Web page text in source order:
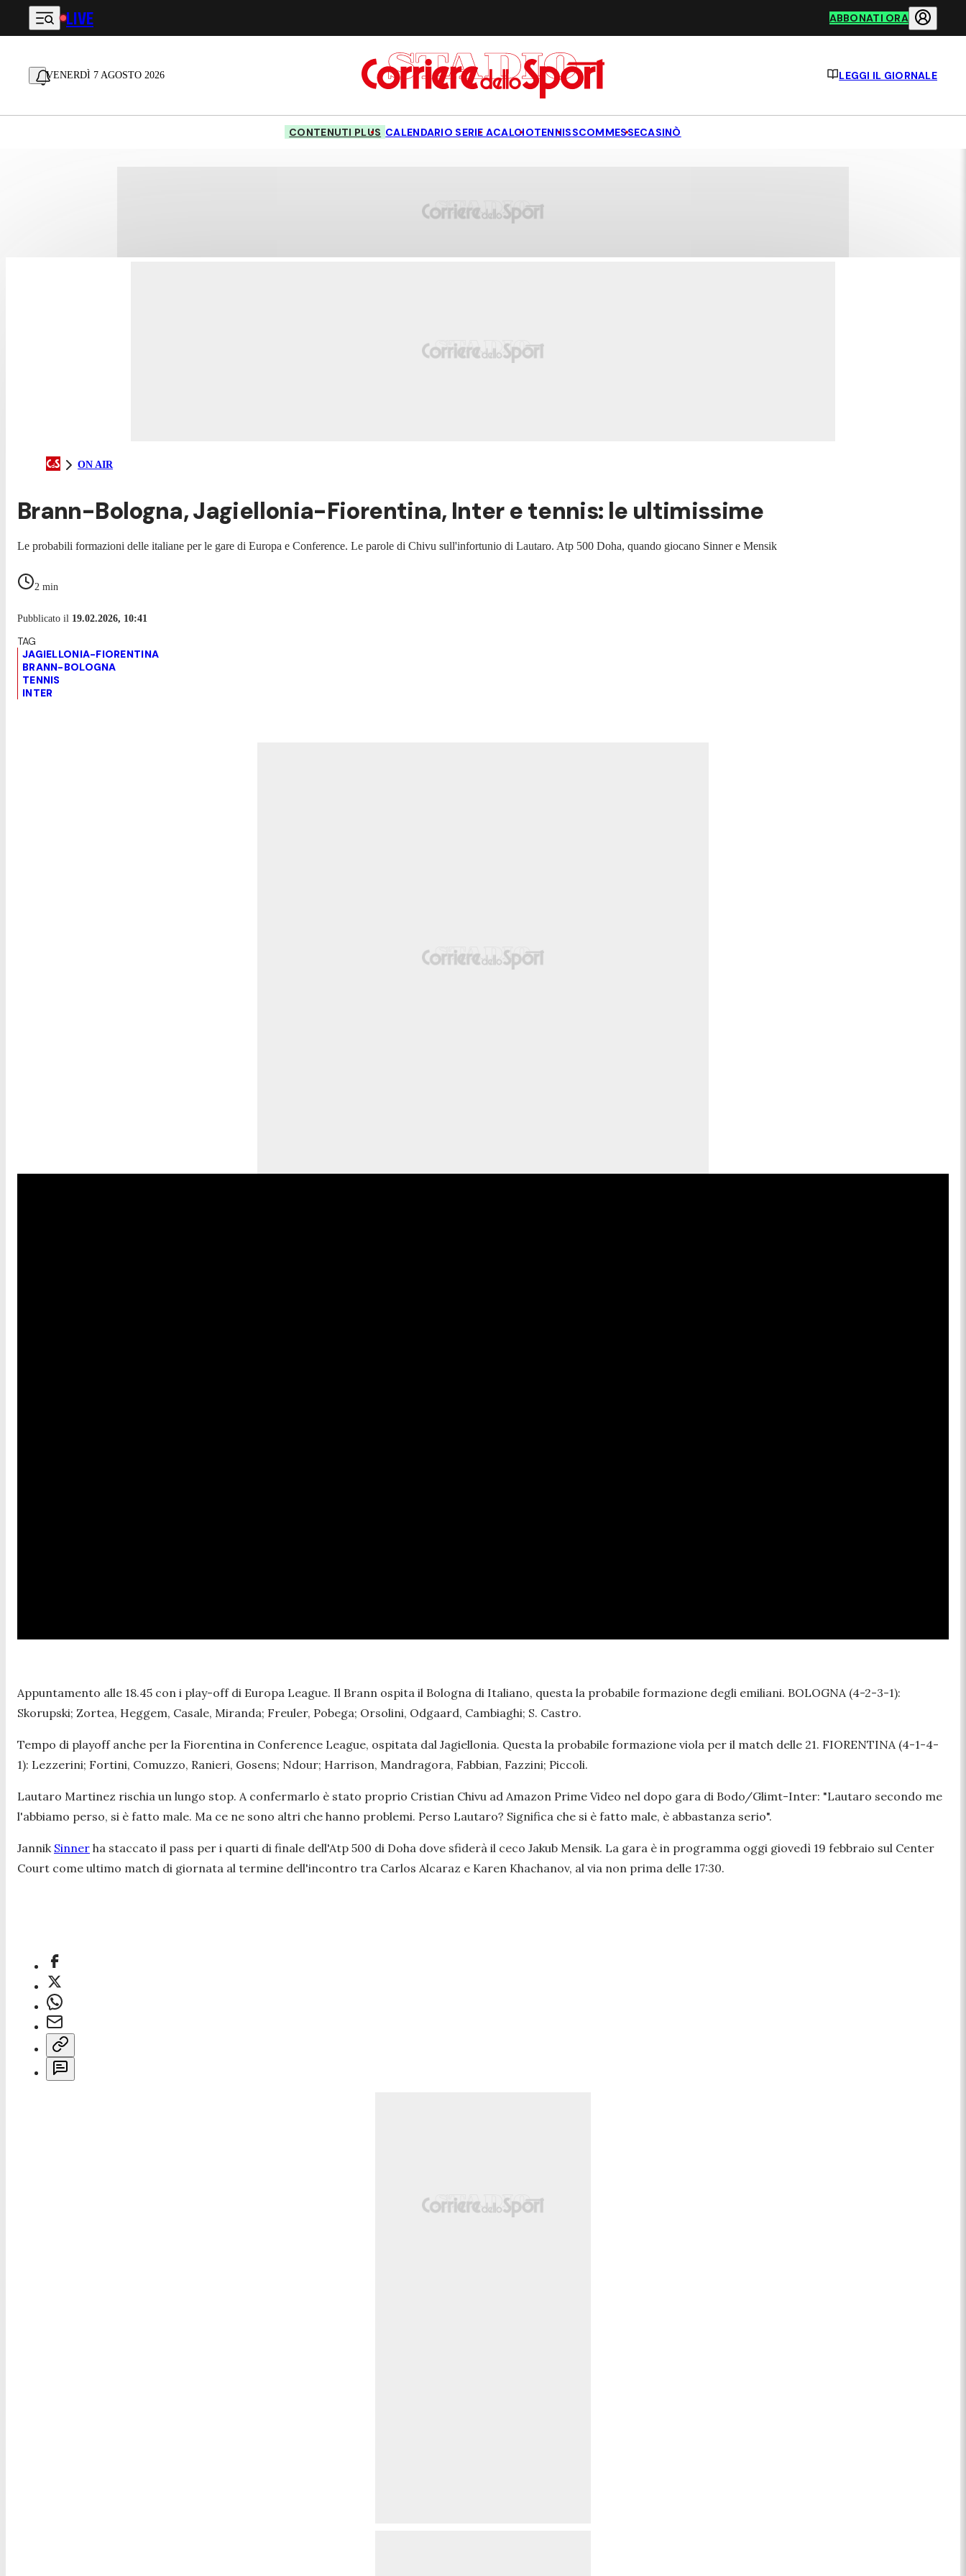
Vai al contenuto principale
LIVE ABBONATI ORA
VENERDÌ 7 AGOSTO 2026 LEGGI IL GIORNALE
CONTENUTI PLUS CALENDARIO SERIE ACALCIOTENNISSCOMMESSECASINÒ
ON AIR
Brann-Bologna, Jagiellonia-Fiorentina, Inter e tennis: le ultimissime
Le probabili formazioni delle italiane per le gare di Europa e Conference. Le parole di Chivu sull'infortunio di Lautaro. Atp 500 Doha, quando giocano Sinner e Mensik
2 min
Pubblicato il 19.02.2026, 10:41
JAGIELLONIA-FIORENTINA
BRANN-BOLOGNA
TENNIS
INTER
Appuntamento alle 18.45 con i play-off di Europa League. Il Brann ospita il Bologna di Italiano, questa la probabile formazione degli emiliani. BOLOGNA (4-2-3-1):
Skorupski; Zortea, Heggem, Casale, Miranda; Freuler, Pobega; Orsolini, Odgaard, Cambiaghi; S. Castro.
Tempo di playoff anche per la Fiorentina in Conference League, ospitata dal Jagiellonia. Questa la probabile formazione viola per il match delle 21. FIORENTINA (4-1-4-
1): Lezzerini; Fortini, Comuzzo, Ranieri, Gosens; Ndour; Harrison, Mandragora, Fabbian, Fazzini; Piccoli.
Lautaro Martinez rischia un lungo stop. A confermarlo è stato proprio Cristian Chivu ad Amazon Prime Video nel dopo gara di Bodo/Glimt-Inter: "Lautaro secondo me
l'abbiamo perso, si è fatto male. Ma ce ne sono altri che hanno problemi. Perso Lautaro? Significa che si è fatto male, è abbastanza serio".
Jannik Sinner ha staccato il pass per i quarti di finale dell'Atp 500 di Doha dove sfiderà il ceco Jakub Mensik. La gara è in programma oggi giovedì 19 febbraio sul Center
Court come ultimo match di giornata al termine dell'incontro tra Carlos Alcaraz e Karen Khachanov, al via non prima delle 17:30.